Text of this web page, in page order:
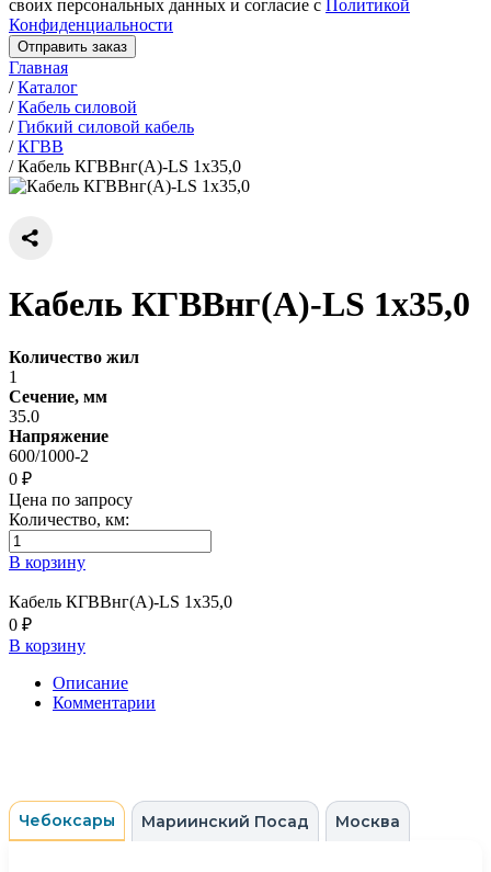
своих персональных данных и согласие с Политикой
Конфиденциальности
Отправить заказ
Главная
/Каталог
/Кабель силовой
/Гибкий силовой кабель
/КГВВ
/Кабель КГВВнг(А)-LS 1х35,0
Кабель КГВВнг(А)-LS 1х35,0
Количество жил
1
Сечение, мм
35.0
Напряжение
600/1000-2
0 ₽
Цена по запросу
Количество, км:
В корзину
Кабель КГВВнг(А)-LS 1х35,0
0 ₽
В корзину
Описание
Комментарии
Чебоксары Мариинский Посад Москва